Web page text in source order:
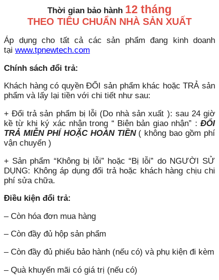
Thời gian bảo hành 12 tháng
THEO TIÊU CHUẨN NHÀ SẢN XUẤT
Áp dụng cho tất cả các sản phẩm đang kinh doanh
tại www.tpnewtech.com
Chính sách đổi trả:
Khách hàng có quyền ĐỔI sản phẩm khác hoặc TRẢ sản
phẩm và lấy lại tiền với chi tiết như sau:
+ Đổi trả sản phẩm bị lỗi (Do nhà sản xuất ): sau 24 giờ
kề từ khi ký xác nhận trong “ Biên bản giao nhận” : ĐỔI
TRẢ MIỄN PHÍ HOẶC HOÀN TIỀN( không bao gồm phí
vận chuyển )
+ Sản phẩm “Không bị lỗi” hoặc “Bị lỗi” do NGƯỜI SỬ
DỤNG: Không áp dụng đổi trả hoặc khách hàng chịu chi
phí sửa chữa.
Điều kiện đổi trả:
– Còn hóa đơn mua hàng
– Còn đầy đủ hộp sản phẩm
– Còn đầy đủ phiếu bảo hành (nếu có) và phụ kiện đi kèm
– Quà khuyến mãi có giá trị (nếu có)